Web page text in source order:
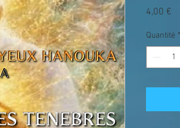
4,00 €
Quantité *